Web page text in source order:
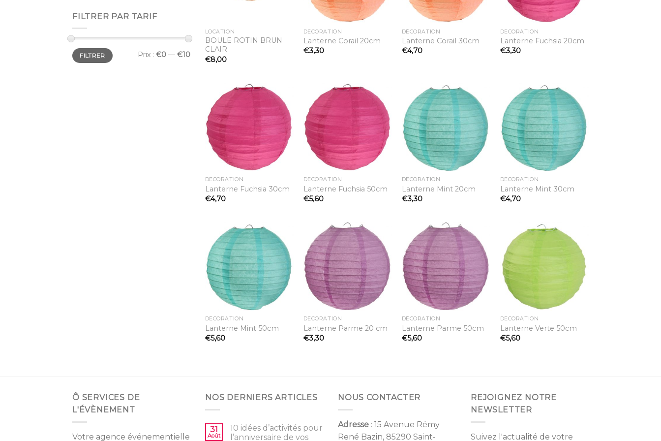
FILTRER PAR TARIF
Prix
min
Prix
maxFILTRER Prix : €0 — €10
LOCATION
BOULE ROTIN BRUN
CLAIR
€8,00
DÉCORATION
Lanterne Corail 20cm
€3,30
DÉCORATION
Lanterne Corail 30cm
€4,70
DÉCORATION
Lanterne Fuchsia 20cm
€3,30
Ajouter
d’envies
DÉCORATION
Lanterne Fuchsia 30cm
€4,70
Ajouter
d’envies
DÉCORATION
Lanterne Fuchsia 50cm
€5,60
liste
d’envies
DÉCORATION
Lanterne Mint 20cm
€3,30
liste
d’envies
DÉCORATION
Lanterne Mint 30cm
€4,70
liste
d’envies
DÉCORATION
Lanterne Mint 50cm
€5,60
Ajouter
à la
liste
d’envies
DÉCORATION
Lanterne Parme 20 cm
€3,30
Ajouter
à la
liste
d’envies
DÉCORATION
Lanterne Parme 50cm
€5,60
Ajouter
à la
d’envies
DÉCORATION
Lanterne Verte 50cm
€5,60
Ô SERVICES DE
L'ÉVÈNEMENT
Votre agence événementielle
NOS DERNIERS ARTICLES
31
Août
10 idées d’activités pour
l’anniversaire de vos
NOUS CONTACTER
Adresse : 15 Avenue Rémy
René Bazin, 85290 Saint-
REJOIGNEZ NOTRE
NEWSLETTER
Suivez l'actualité de votre